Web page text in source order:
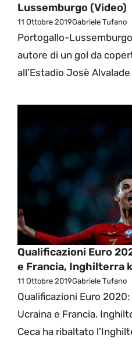
Lussemburgo (Video)
11 Ottobre 2019Gabriele Tufano
Portogallo-
autore di un gol da
all’Estadio Josè
Qualificazioni Euro
e Francia, Inghilterra
11 Ottobre 2019Gabriele Tufano
Qualificazioni Euro
Ucraina e Francia.
Ceca ha ribaltato